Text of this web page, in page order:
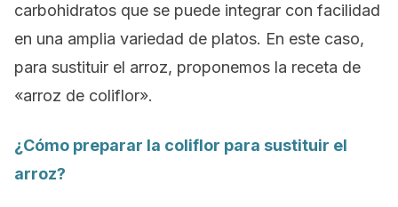
carbohidratos que se puede integrar con facilidad
en una amplia variedad de platos. En este caso,
para sustituir el arroz, proponemos la receta de
«arroz de coliflor».
¿Cómo preparar la coliflor para sustituir el
arroz?